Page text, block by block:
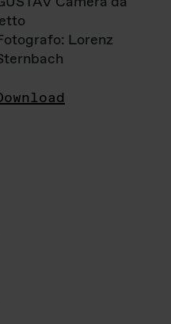
Lorenz